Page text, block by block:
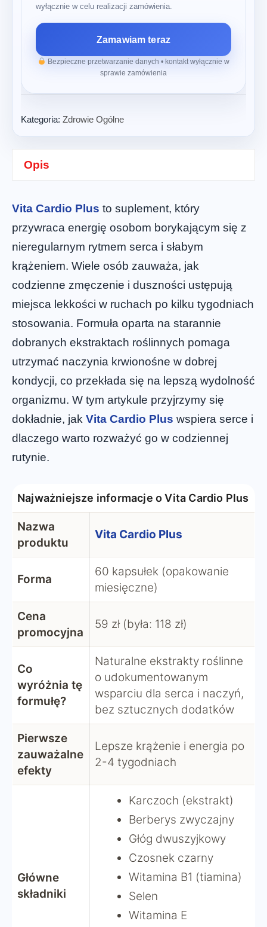
wyłącznie w celu realizacji zamówienia.
Zamawiam teraz
Bezpieczne przetwarzanie danych • kontakt wyłącznie w
sprawie zamówienia
Kategoria: Zdrowie Ogólne
Opis
Vita Cardio Plus to suplement, który
przywraca energię osobom borykającym się z
nieregularnym rytmem serca i słabym
krążeniem. Wiele osób zauważa, jak
codzienne zmęczenie i duszności ustępują
miejsca lekkości w ruchach po kilku tygodniach
stosowania. Formuła oparta na starannie
dobranych ekstraktach roślinnych pomaga
utrzymać naczynia krwionośne w dobrej
kondycji, co przekłada się na lepszą wydolność
organizmu. W tym artykule przyjrzymy się
dokładnie, jak Vita Cardio Plus wspiera serce i
dlaczego warto rozważyć go w codziennej
rutynie.
Najważniejsze informacje o Vita Cardio Plus
Nazwa
produktu
Vita Cardio Plus
Forma
60 kapsułek (opakowanie
miesięczne)
Cena
promocyjna
59 zł (była: 118 zł)
Co
wyróżnia tę
formułę?
Naturalne ekstrakty roślinne
o udokumentowanym
wsparciu dla serca i naczyń,
bez sztucznych dodatków
Pierwsze
zauważalne
efekty
Lepsze krążenie i energia po
2-4 tygodniach
Główne
składniki
Karczoch (ekstrakt)
Berberys zwyczajny
Głóg dwuszyjkowy
Czosnek czarny
Witamina B1 (tiamina)
Selen
Witamina E